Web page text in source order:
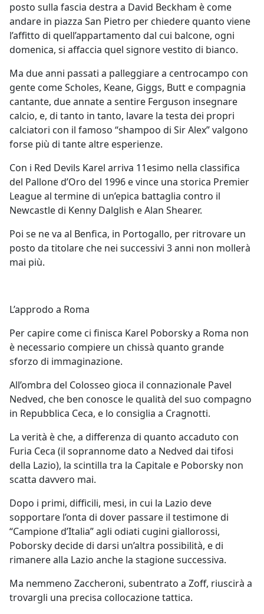
posto sulla fascia destra a David Beckham è come
andare in piazza San Pietro per chiedere quanto viene
l’affitto di quell’appartamento dal cui balcone, ogni
domenica, si affaccia quel signore vestito di bianco.
Ma due anni passati a palleggiare a centrocampo con
gente come Scholes, Keane, Giggs, Butt e compagnia
cantante, due annate a sentire Ferguson insegnare
calcio, e, di tanto in tanto, lavare la testa dei propri
calciatori con il famoso “shampoo di Sir Alex” valgono
forse più di tante altre esperienze.
Con i Red Devils Karel arriva 11esimo nella classifica
del Pallone d’Oro del 1996 e vince una storica Premier
League al termine di un’epica battaglia contro il
Newcastle di Kenny Dalglish e Alan Shearer.
Poi se ne va al Benfica, in Portogallo, per ritrovare un
posto da titolare che nei successivi 3 anni non mollerà
mai più.
L’approdo a Roma
Per capire come ci finisca Karel Poborsky a Roma non
è necessario compiere un chissà quanto grande
sforzo di immaginazione.
All’ombra del Colosseo gioca il connazionale Pavel
Nedved, che ben conosce le qualità del suo compagno
in Repubblica Ceca, e lo consiglia a Cragnotti.
La verità è che, a differenza di quanto accaduto con
Furia Ceca (il soprannome dato a Nedved dai tifosi
della Lazio), la scintilla tra la Capitale e Poborsky non
scatta davvero mai.
Dopo i primi, difficili, mesi, in cui la Lazio deve
sopportare l’onta di dover passare il testimone di
“Campione d’Italia” agli odiati cugini giallorossi,
Poborsky decide di darsi un’altra possibilità, e di
rimanere alla Lazio anche la stagione successiva.
Ma nemmeno Zaccheroni, subentrato a Zoff, riuscirà a
trovargli una precisa collocazione tattica.